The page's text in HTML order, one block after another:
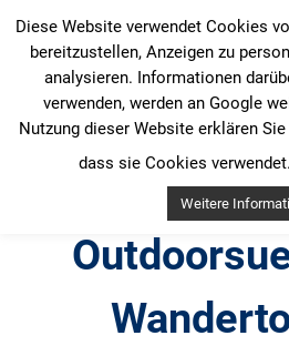
Inhalt
springen
Diese Website verwendet Cookies
bereitzustellen, Anzeigen zu
analysieren. Informationen
verwenden, werden an Google
Nutzung dieser Website erklären
dass sie Cookies verwendet.
Weitere